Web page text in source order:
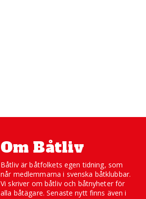
Om Båtliv
Båtliv är båtfolkets egen tidning, som
når medlemmarna i svenska båtklubbar.
Vi skriver om båtliv och båtnyheter för
alla båtägare. Senaste nytt finns även i